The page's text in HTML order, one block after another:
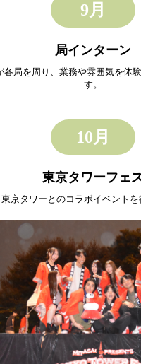
9月
局インターン
各局を周り、業務や雰囲気を体
す。
10月
東京タワーフェ
東京タワーとのコラボイベントを